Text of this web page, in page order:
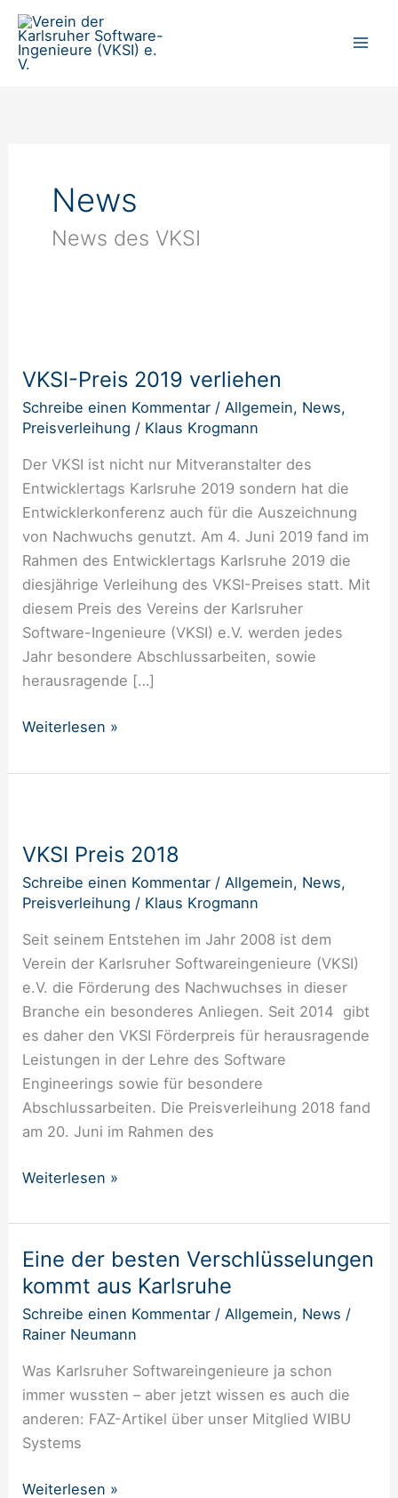
Zum
Inhalt
springen
News
News des VKSI
VKSI-Preis 2019 verliehen
Schreibe einen Kommentar / Allgemein, News,
Preisverleihung / Klaus Krogmann
Der VKSI ist nicht nur Mitveranstalter des
Entwicklertags Karlsruhe 2019 sondern hat die
Entwicklerkonferenz auch für die Auszeichnung
von Nachwuchs genutzt. Am 4. Juni 2019 fand im
Rahmen des Entwicklertags Karlsruhe 2019 die
diesjährige Verleihung des VKSI-Preises statt. Mit
diesem Preis des Vereins der Karlsruher
Software-Ingenieure (VKSI) e.V. werden jedes
Jahr besondere Abschlussarbeiten, sowie
herausragende […]
2019
verliehen
Weiterlesen »
VKSI Preis 2018
Schreibe einen Kommentar / Allgemein, News,
Preisverleihung / Klaus Krogmann
Seit seinem Entstehen im Jahr 2008 ist dem
Verein der Karlsruher Softwareingenieure (VKSI)
e.V. die Förderung des Nachwuchses in dieser
Branche ein besonderes Anliegen. Seit 2014 gibt
es daher den VKSI Förderpreis für herausragende
Leistungen in der Lehre des Software
Engineerings sowie für besondere
Abschlussarbeiten. Die Preisverleihung 2018 fand
am 20. Juni im Rahmen des
2018
Weiterlesen »
Eine der besten Verschlüsselungen
kommt aus Karlsruhe
Schreibe einen Kommentar / Allgemein, News /
Rainer Neumann
Was Karlsruher Softwareingenieure ja schon
immer wussten – aber jetzt wissen es auch die
anderen: FAZ-Artikel über unser Mitglied WIBU
Systems
Eine
der
besten
Verschlüsselungen
aus
Karlsruhe
Weiterlesen »